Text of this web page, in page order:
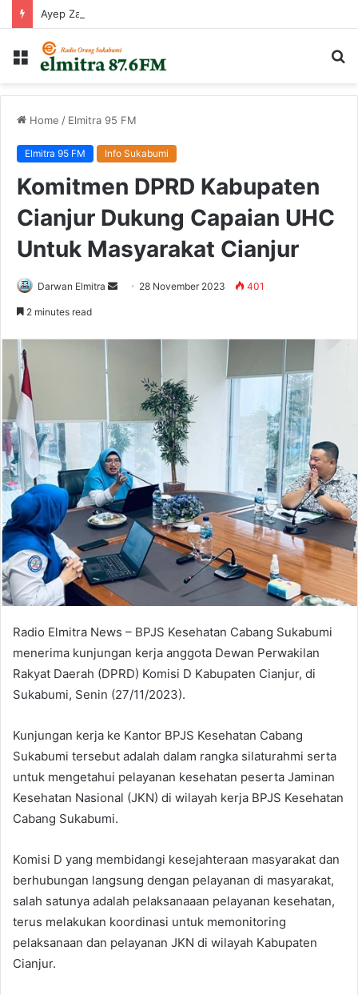
Menu
Home / Elmitra 95 FM
Elmitra 95 FM Info Sukabumi
Komitmen DPRD Kabupaten
Cianjur Dukung Capaian UHC
Untuk Masyarakat Cianjur
Darwan Elmitra
Send 28 November 2023 401
2 minutes read
Radio Elmitra News – BPJS Kesehatan Cabang Sukabumi
menerima kunjungan kerja anggota Dewan Perwakilan
Rakyat Daerah (DPRD) Komisi D Kabupaten Cianjur, di
Sukabumi, Senin (27/11/2023).
Kunjungan kerja ke Kantor BPJS Kesehatan Cabang
Sukabumi tersebut adalah dalam rangka silaturahmi serta
untuk mengetahui pelayanan kesehatan peserta Jaminan
Kesehatan Nasional (JKN) di wilayah kerja BPJS Kesehatan
Cabang Sukabumi.
Komisi D yang membidangi kesejahteraan masyarakat dan
berhubungan langsung dengan pelayanan di masyarakat,
salah satunya adalah pelaksanaaan pelayanan kesehatan,
terus melakukan koordinasi untuk memonitoring
pelaksanaan dan pelayanan JKN di wilayah Kabupaten
Cianjur.